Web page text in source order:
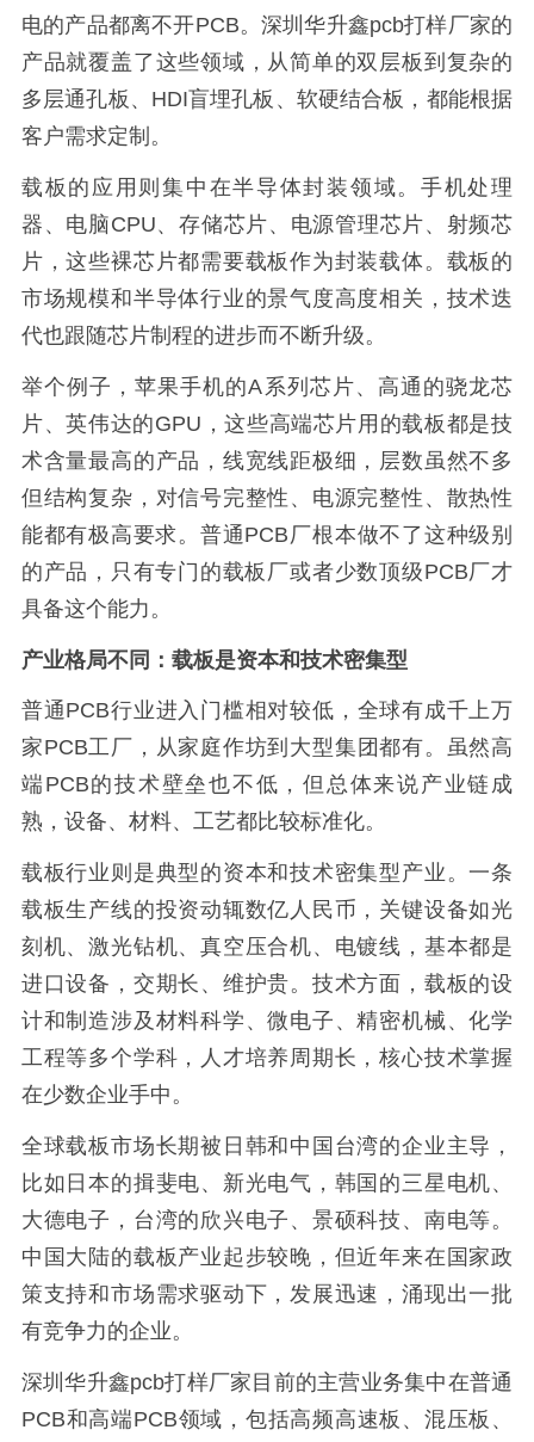
电的产品都离不开PCB。深圳华升鑫pcb打样厂家的
产品就覆盖了这些领域，从简单的双层板到复杂的
多层通孔板、HDI盲埋孔板、软硬结合板，都能根据
客户需求定制。
载板的应用则集中在半导体封装领域。手机处理
器、电脑CPU、存储芯片、电源管理芯片、射频芯
片，这些裸芯片都需要载板作为封装载体。载板的
市场规模和半导体行业的景气度高度相关，技术迭
代也跟随芯片制程的进步而不断升级。
举个例子，苹果手机的A系列芯片、高通的骁龙芯
片、英伟达的GPU，这些高端芯片用的载板都是技
术含量最高的产品，线宽线距极细，层数虽然不多
但结构复杂，对信号完整性、电源完整性、散热性
能都有极高要求。普通PCB厂根本做不了这种级别
的产品，只有专门的载板厂或者少数顶级PCB厂才
具备这个能力。
产业格局不同：载板是资本和技术密集型
普通PCB行业进入门槛相对较低，全球有成千上万
家PCB工厂，从家庭作坊到大型集团都有。虽然高
端PCB的技术壁垒也不低，但总体来说产业链成
熟，设备、材料、工艺都比较标准化。
载板行业则是典型的资本和技术密集型产业。一条
载板生产线的投资动辄数亿人民币，关键设备如光
刻机、激光钻机、真空压合机、电镀线，基本都是
进口设备，交期长、维护贵。技术方面，载板的设
计和制造涉及材料科学、微电子、精密机械、化学
工程等多个学科，人才培养周期长，核心技术掌握
在少数企业手中。
全球载板市场长期被日韩和中国台湾的企业主导，
比如日本的揖斐电、新光电气，韩国的三星电机、
大德电子，台湾的欣兴电子、景硕科技、南电等。
中国大陆的载板产业起步较晚，但近年来在国家政
策支持和市场需求驱动下，发展迅速，涌现出一批
有竞争力的企业。
深圳华升鑫pcb打样厂家目前的主营业务集中在普通
PCB和高端PCB领域，包括高频高速板、混压板、